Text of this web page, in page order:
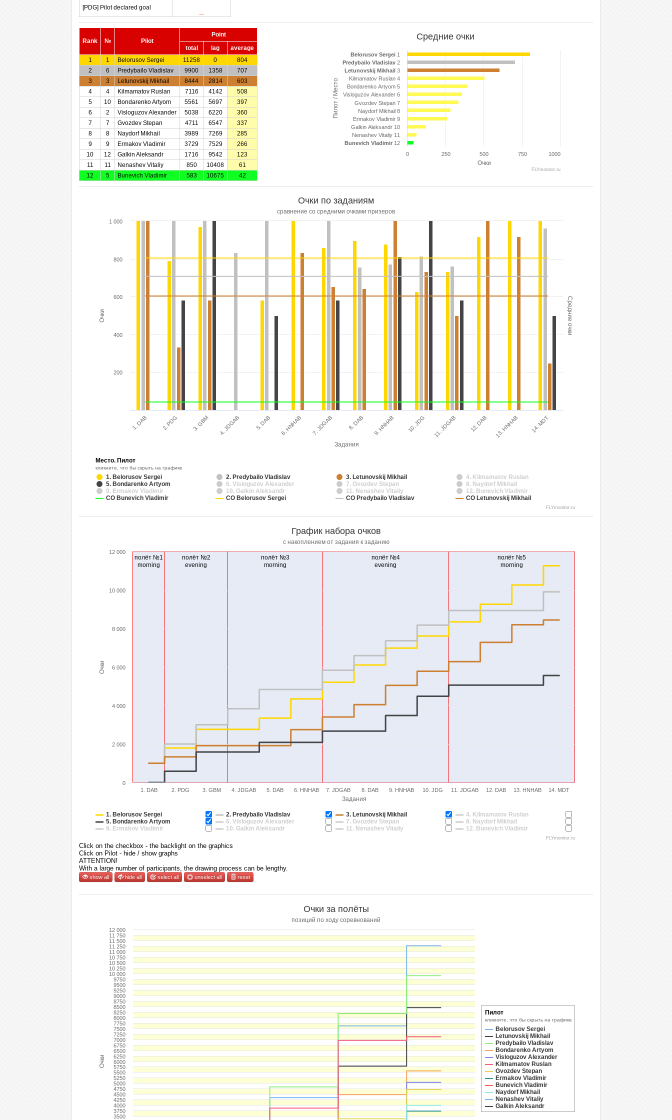
[PDG] Pilot declared goal
Rank № Pilot
Point
total
lag
average
1
1 Belorusov Sergei 11258 0
804
2
6 Predybailo Vladislav 9900 1358
707
3
3 Letunovskij Mikhail 8444 2814
603
4
4 Kilmamatov Ruslan 7116 4142
508
5
10 Bondarenko Artyom 5561 5697
397
6
2 Visloguzov Alexander 5038 6220
360
7
7 Gvozdev Stepan 4711 6547
337
8
8 Naydorf Mikhail 3989 7269
285
9
9 Ermakov Vladimir 3729 7529
266
10
12 Galkin Aleksandr 1716 9542
123
11
11 Nenashev Vitaliy 850 10408
61
12
5 Bunevich Vladimir 583 10675 42
Пилот / Место
Очки
Средние очки
Belorusov Sergei 1
Predybailo Vladislav 2
Letunovskij Mikhail 3
Kilmamatov Ruslan 4
Bondarenko Artyom 5
Visloguzov Alexander 6
Gvozdev Stepan 7
Naydorf Mikhail 8
Ermakov Vladimir 9
Galkin Aleksandr 10
Nenashev Vitaliy 11
Bunevich Vladimir 12
0
1000
250 500 750
FLYmonitor.ru
Задания
Очки Средние очки
Очки по заданиям
сравнение со средними очками призеров
1. DAB 2. PDG 3. GBM 4. JDGAB 5. DAB 6. HNHAB 7. JDGAB 8. DAB 9. HNHAB 10. JDG 11. JDGAB 12. DAB 13. HNHAB 14. MDT
200
400
600
800
1 000
FLYmonitor.ru
Место. Пилот
кликните, что бы скрыть на графике
1. Belorusov Sergei 2. Predybailo Vladislav 3. Letunovskij Mikhail
4. Kilmamatov Ruslan
5. Bondarenko Artyom
6. Visloguzov Alexander 7. Gvozdev Stepan
8. Naydorf Mikhail
9. Ermakov Vladimir
10. Galkin Aleksandr 11. Nenashev Vitaliy
12. Bunevich Vladimir
СО Bunevich Vladimir
СО Belorusov Sergei СО Predybailo Vladislav СО Letunovskij Mikhail
полёт №1
morning
полёт №2
evening
полёт №3
morning
полёт №4
evening
полёт №5
morning
Задания
Очки
График набора очков
с накоплением от задания к заданию
1. DAB 2. PDG 3. GBM 4. JDGAB 5. DAB 6. HNHAB 7. JDGAB 8. DAB 9. HNHAB 10. JDG 11. JDGAB 12. DAB 13. HNHAB 14. MDT
0
2 000
4 000
6 000
8 000
10 000
12 000
FLYmonitor.ru
1. Belorusov Sergei 2. Predybailo Vladislav 3. Letunovskij Mikhail
4. Kilmamatov Ruslan
5. Bondarenko Artyom
6. Visloguzov Alexander 7. Gvozdev Stepan
8. Naydorf Mikhail
9. Ermakov Vladimir
10. Galkin Aleksandr 11. Nenashev Vitaliy 12. Bunevich Vladimir
Click on the checkbox - the backlight on the graphics
Click on Pilot - hide / show graphs
ATTENTION!
With a large number of participants, the drawing process can be lengthy.
show all hide all select all unselect all reset
Очки
Очки за полёты
позиций по ходу соревнований
3500
3750
4000
4250
4500
4750
5000
5250
5500
5750
6000
6250
6500
6750
7000
7250
7500
7750
8000
8250
8500
8750
9000
9250
9500
9750
10 000
10 250
10 500
10 750
11 000
11 250
11 500
11 750
12 000
Пилот
кликните, что бы скрыть на графике
Belorusov Sergei
Letunovskij Mikhail
Predybailo Vladislav
Bondarenko Artyom
Visloguzov Alexander
Kilmamatov Ruslan
Gvozdev Stepan
Ermakov Vladimir
Bunevich Vladimir
Naydorf Mikhail
Nenashev Vitaliy
Galkin Aleksandr